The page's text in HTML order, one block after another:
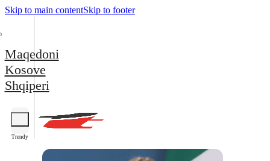
Skip to main contentSkip to footer
Maqedoni
Kosove
Shqiperi
Trendy